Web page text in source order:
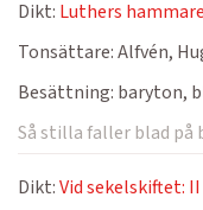
Dikt: Luthers hammare
Tonsättare:Alfvén,
Besättning: baryton,
Så stilla faller blad på
Dikt:Vid sekelskiftet: II